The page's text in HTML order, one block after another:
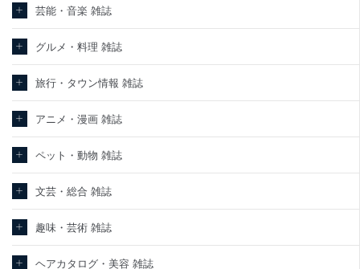
代表取締役会長 西野 伸一郎
１．個人情報保護管理者
当社は以下の個人情報保護管理者を設置し、個人情報保護管理者の
責任のもと、個人情報を取得・アクセス・利用・提供・管理いたし
ます。
株式会社富士山マガジンサービス
代表取締役会長 西野 伸一郎
個人情報保護管理者: 経営管理グループディレクター 前田 嘉也
当社が取り扱う開示対象個人情報の利用目的は次のとおりです。
芸能・音楽 雑誌
グルメ・料理 雑誌
旅行・タウン情報 雑誌
アニメ・漫画 雑誌
ペット・動物 雑誌
文芸・総合 雑誌
趣味・芸術 雑誌
ヘアカタログ・美容 雑誌